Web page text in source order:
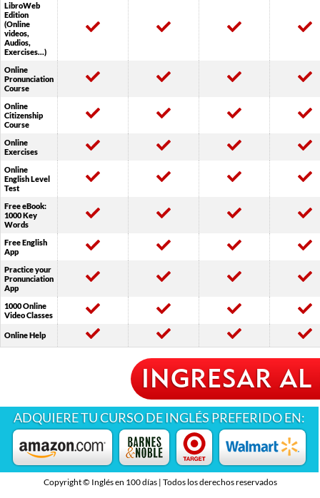
LibroWeb
Edition
(Online
videos,
Audios,
Exercises...)
Online
Pronunciation
Course
Online
Citizenship
Course
Online
Exercises
Online
English Level
Test
Free eBook:
1000 Key
Words
Free English
App
Practice your
Pronunciation
App
1000 Online
Video Classes
Online Help
INGRESAR
ADQUIERE TU CURSO DE INGLÉS PREFERIDO EN:
Copyright © Inglés en 100 días | Todos los derechos reservados